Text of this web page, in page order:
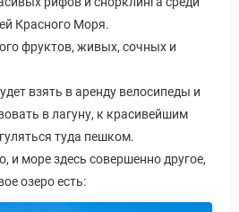
Красного Моря.
фруктов, живых, сочных и
взять в аренду велосипеды и
в лагуну, к красивейшим
туда пешком.
и море здесь совершенно другое,
озеро есть: